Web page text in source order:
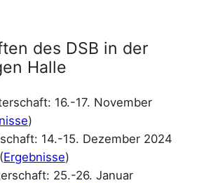
des DSB in der
Halle
16.-17. November
)
14.-15. Dezember 2024
Ergebnisse)
25.-26. Januar